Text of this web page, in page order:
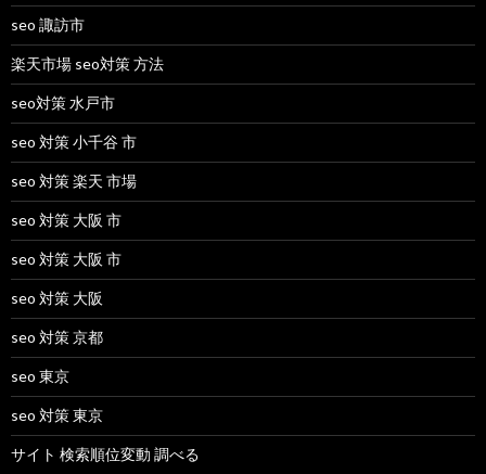
seo 諏訪市
楽天市場 seo対策 方法
seo対策 水戸市
seo 対策 小千谷 市
seo 対策 楽天 市場
seo 対策 大阪 市
seo 対策 大阪 市
seo 対策 大阪
seo 対策 京都
seo 東京
seo 対策 東京
サイト 検索順位変動 調べる